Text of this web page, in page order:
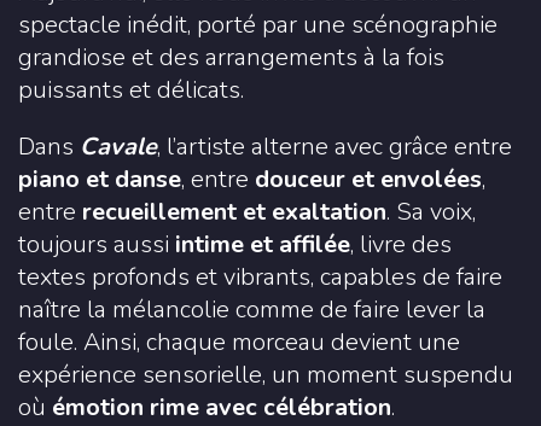
spectacle inédit, porté par une scénographie
grandiose et des arrangements à la fois
puissants et délicats.
Dans Cavale, l’artiste alterne avec grâce entre
piano et danse, entre douceur et envolées,
entre recueillement et exaltation. Sa voix,
toujours aussi intime et affilée, livre des
textes profonds et vibrants, capables de faire
naître la mélancolie comme de faire lever la
foule. Ainsi, chaque morceau devient une
expérience sensorielle, un moment suspendu
où émotion rime avec célébration.